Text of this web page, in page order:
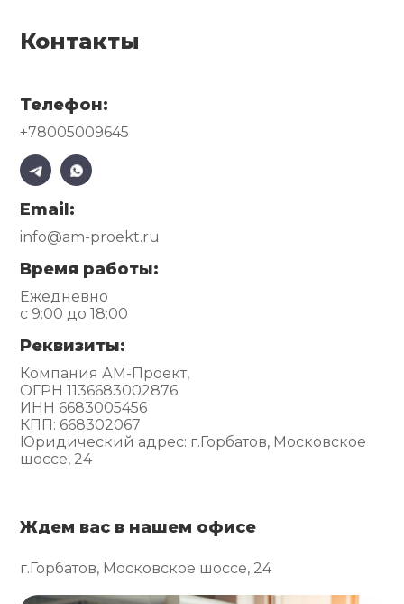
Контакты
Телефон:
+78005009645
Email:
info@am-proekt.ru
Время работы:
Ежедневно
с 9:00 до 18:00
Реквизиты:
Компания АМ-Проект,
ОГРН 1136683002876
ИНН 6683005456
КПП: 668302067
Юридический адрес: г.Горбатов, Московское
шоссе, 24
Ждем вас в нашем офисе
г.Горбатов, Московское шоссе, 24